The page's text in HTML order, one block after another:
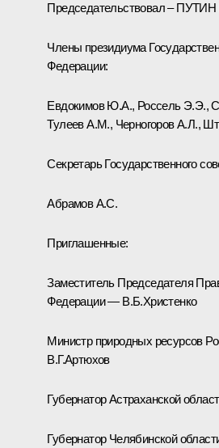
Председательствовал – ПУТИН
Члены президиума
Федерации:
Евдокимов Ю.А., Россель Э.Э.,
Тулеев А.М., Черногоров А.Л.,
Секретарь Государственного
Абрамов А.С.
Приглашенные:
Заместитель Председателя
Федерации — В.Б.Христенко
Министр природных ресурсов
В.Г.Артюхов
Губернатор Астраханской
Губернатор Челябинской